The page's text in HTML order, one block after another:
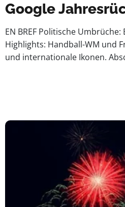
Google
EN BREF Politische
Highlights: Handball-WM und
und internationale Ikonen.